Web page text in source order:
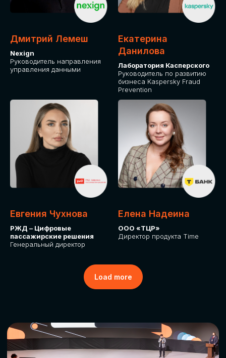
Дмитрий Лемеш
Nexign
Руководитель направления
управления данными
Екатерина
Данилова
Лаборатория Касперского
Руководитель по развитию
бизнеса Kaspersky Fraud
Prevention
Евгения Чухнова
РЖД – Цифровые
пассажирские решения
Генеральный директор
Елена Надеина
ООО «ТЦР»
Директор продукта Time
Load more
ДЛЯ ОПЛАТЫ БИЛЕТОВ
Оплата через сервис Timepad
ПРИОБРЕСТИ БИЛЕТ